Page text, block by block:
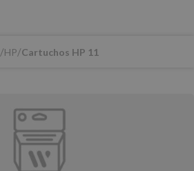
HP Cartuchos HP 11